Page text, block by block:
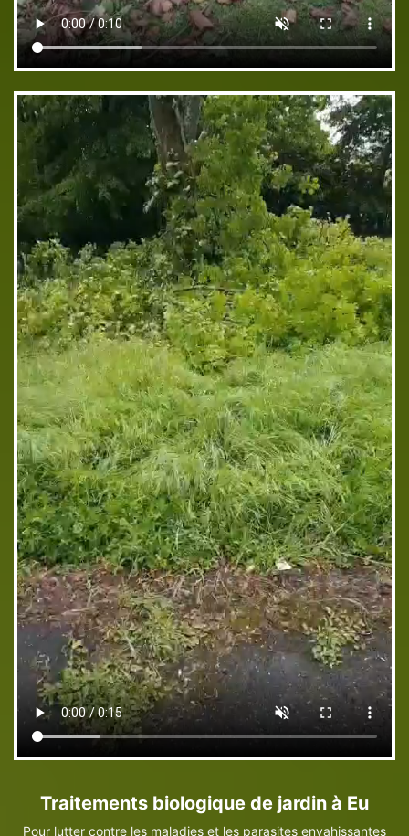
Traitements biologique de jardin à Eu
Pour lutter contre les maladies et les parasites envahissantes